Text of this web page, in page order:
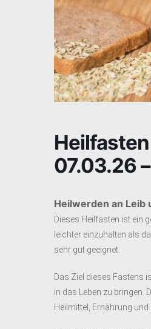
07.03.26
Heilwerden an
Dieses Heilfasten ist ein
leichter einzuhalten als
sehr gut geeignet.
Das Ziel dieses Fastens
in das Leben zu bringen.
Heilmittel, Ernährung und